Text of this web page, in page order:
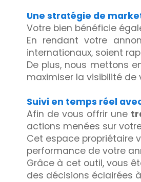
Une stratégie de
Votre bien bénéficie
En rendant votre
internationaux, soient
De plus, nous mettons
maximiser la visibilité
Suivi en temps réel
Afin de vous offrir une
actions menées sur
Cet espace propriétaire
performance de votre
Grâce à cet outil, vous
des décisions éclairées